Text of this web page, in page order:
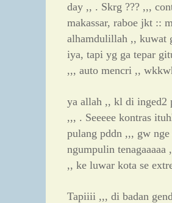
day ,, . Skrg ??? ,,,
makassar, raboe jkt ::
alhamdulillah ,, kuwat
iya, tapi yg ga tepar
,,, auto mencri ,,
ya allah ,, kl di inged2
,,, . Seeeee kontras
pulang pddn ,,, gw
ngumpulin
,, ke luwar kota se
Tapiiii ,,, di badan